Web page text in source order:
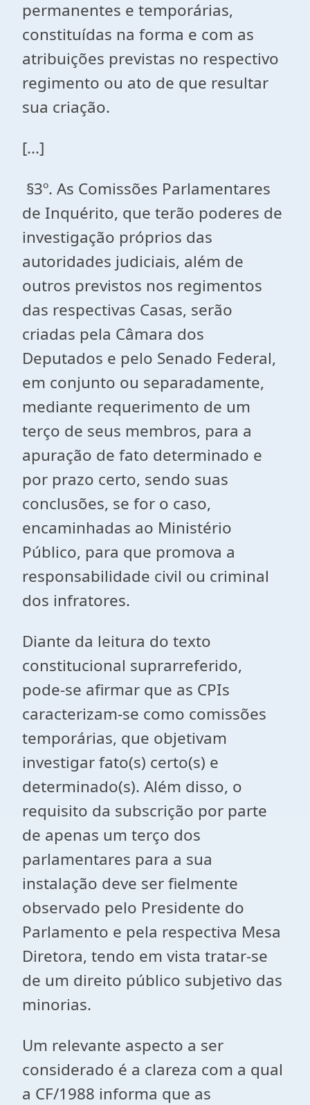
permanentes e temporárias,
constituídas na forma e com as
atribuições previstas no respectivo
regimento ou ato de que resultar
sua criação.
[...]
§3º. As Comissões Parlamentares
de Inquérito, que terão poderes de
investigação próprios das
autoridades judiciais, além de
outros previstos nos regimentos
das respectivas Casas, serão
criadas pela Câmara dos
Deputados e pelo Senado Federal,
em conjunto ou separadamente,
mediante requerimento de um
terço de seus membros, para a
apuração de fato determinado e
por prazo certo, sendo suas
conclusões, se for o caso,
encaminhadas ao Ministério
Público, para que promova a
responsabilidade civil ou criminal
dos infratores.
Diante da leitura do texto
constitucional suprarreferido,
pode-se afirmar que as CPIs
caracterizam-se como comissões
temporárias, que objetivam
investigar fato(s) certo(s) e
determinado(s). Além disso, o
requisito da subscrição por parte
de apenas um terço dos
parlamentares para a sua
instalação deve ser fielmente
observado pelo Presidente do
Parlamento e pela respectiva Mesa
Diretora, tendo em vista tratar-se
de um direito público subjetivo das
minorias.
Um relevante aspecto a ser
considerado é a clareza com a qual
a CF/1988 informa que as